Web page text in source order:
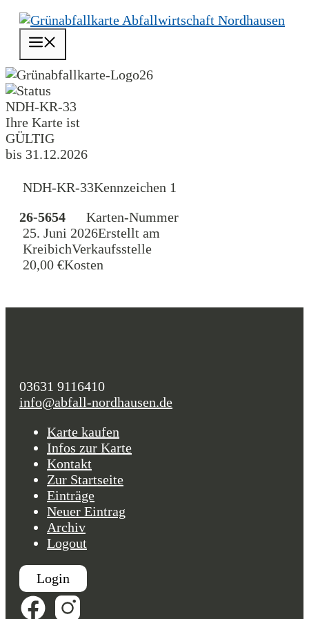
Zum
Inhalt
springen
26
NDH-KR-33
Ihre Karte ist
GÜLTIG
bis 31.12.2026
NDH-KR-33Kennzeichen 1
26-5654
Karten-Nummer
25. Juni 2026Erstellt am
KreibichVerkaufsstelle
20,00 €Kosten
03631 9116410
info@abfall-nordhausen.de
Karte kaufen
Infos zur Karte
Kontakt
Zur Startseite
Einträge
Neuer Eintrag
Archiv
Logout
Login